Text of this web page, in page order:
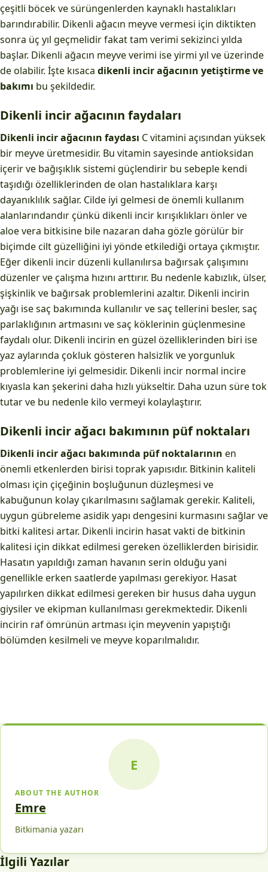
çeşitli böcek ve sürüngenlerden kaynaklı hastalıkları
barındırabilir. Dikenli ağacın meyve vermesi için diktikten
sonra üç yıl geçmelidir fakat tam verimi sekizinci yılda
başlar. Dikenli ağacın meyve verimi ise yirmi yıl ve üzerinde
de olabilir. İşte kısaca dikenli incir ağacının yetiştirme ve
bakımı bu şekildedir.
Dikenli incir ağacının faydaları
Dikenli incir ağacının faydası C vitamini açısından yüksek
bir meyve üretmesidir. Bu vitamin sayesinde antioksidan
içerir ve bağışıklık sistemi güçlendirir bu sebeple kendi
taşıdığı özelliklerinden de olan hastalıklara karşı
dayanıklılık sağlar. Cilde iyi gelmesi de önemli kullanım
alanlarındandır çünkü dikenli incir kırışıklıkları önler ve
aloe vera bitkisine bile nazaran daha gözle görülür bir
biçimde cilt güzelliğini iyi yönde etkilediği ortaya çıkmıştır.
Eğer dikenli incir düzenli kullanılırsa bağırsak çalışımını
düzenler ve çalışma hızını arttırır. Bu nedenle kabızlık, ülser,
şişkinlik ve bağırsak problemlerini azaltır. Dikenli incirin
yağı ise saç bakımında kullanılır ve saç tellerini besler, saç
parlaklığının artmasını ve saç köklerinin güçlenmesine
faydalı olur. Dikenli incirin en güzel özelliklerinden biri ise
yaz aylarında çokluk gösteren halsizlik ve yorgunluk
problemlerine iyi gelmesidir. Dikenli incir normal incire
kıyasla kan şekerini daha hızlı yükseltir. Daha uzun süre tok
tutar ve bu nedenle kilo vermeyi kolaylaştırır.
Dikenli incir ağacı bakımının püf noktaları
Dikenli incirağacı bakımında püf noktalarının en
önemli etkenlerden birisi toprak yapısıdır. Bitkinin kaliteli
olması için çiçeğinin boşluğunun düzleşmesi ve
kabuğunun kolay çıkarılmasını sağlamak gerekir. Kaliteli,
uygun gübreleme asidik yapı dengesini kurmasını sağlar ve
bitki kalitesi artar. Dikenli incirin hasat vakti de bitkinin
kalitesi için dikkat edilmesi gereken özelliklerden birisidir.
Hasatın yapıldığı zaman havanın serin olduğu yani
genellikle erken saatlerde yapılması gerekiyor. Hasat
yapılırken dikkat edilmesi gereken bir husus daha uygun
giysiler ve ekipman kullanılması gerekmektedir. Dikenli
incirin raf ömrünün artması için meyvenin yapıştığı
bölümden kesilmeli ve meyve koparılmalıdır.
E
ABOUT THE AUTHOR
Emre
Bitkimania yazarı
İlgili Yazılar